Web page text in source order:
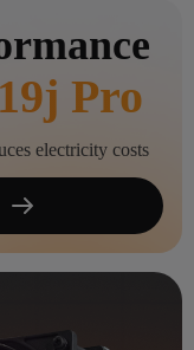
Pro
electricity costs